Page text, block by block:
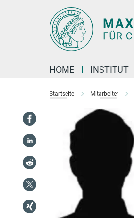
HOME INSTITUT
Startseite Mitarbeiter